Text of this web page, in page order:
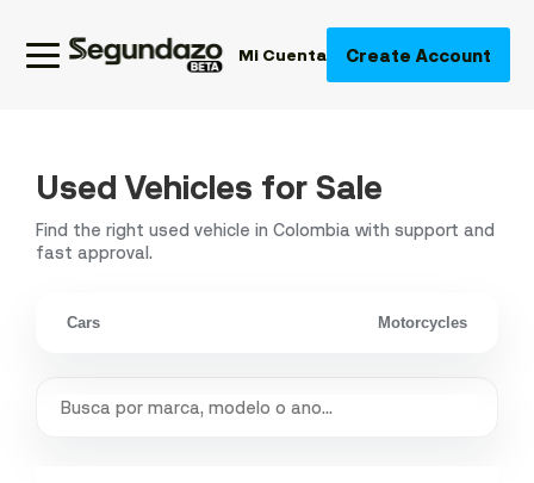
Mi Cuenta Create Account
Used Vehicles for Sale
Find the right used vehicle in Colombia with support and
fast approval.
Cars Motorcycles